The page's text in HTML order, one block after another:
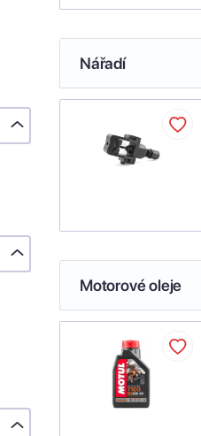
Nářadí
Motorové oleje